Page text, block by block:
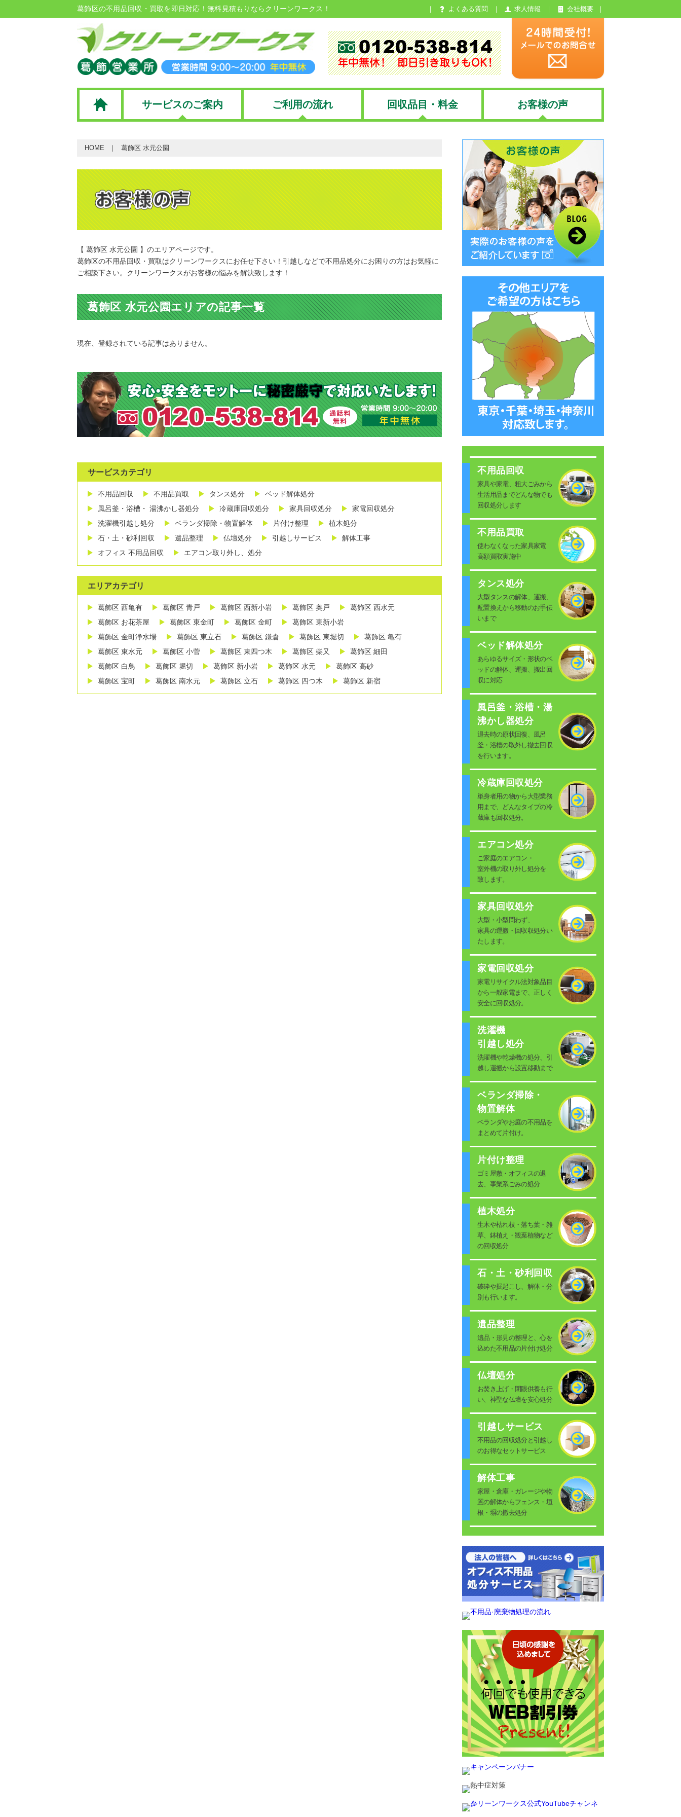
葛飾区の不用品回収・買取を即日対応！無料見積もりならクリーンワークス！ よくある質問 求人情報 会社概要
サービスのご案内 ご利用の流れ 回収品目・料金 お客様の声
HOME 葛飾区 水元公園
【 葛飾区 水元公園 】のエリアページです。
葛飾区の不用品回収・買取はクリーンワークスにお任せ下さい！引越しなどで不用品処分にお困りの方はお気軽に
ご相談下さい。クリーンワークスがお客様の悩みを解決致します！
葛飾区 水元公園エリアの記事一覧
現在、登録されている記事はありません。
サービスカテゴリ
不用品回収 不用品買取 タンス処分
ベッド解体処分
風呂釜・浴槽・ 湯沸かし器処分
冷蔵庫回収処分 家具回収処分
家電回収処分
洗濯機引越し処分
ベランダ掃除・物置解体 片付け整理
植木処分
石・土・砂利回収
遺品整理 仏壇処分 引越しサービス
解体工事
オフィス 不用品回収
エアコン取り外し、処分
エリアカテゴリ
葛飾区 西亀有 葛飾区 青戸 葛飾区 西新小岩 葛飾区 奥戸
葛飾区 西水元
葛飾区 お花茶屋
葛飾区 東金町 葛飾区 金町
葛飾区 東新小岩
葛飾区 金町浄水場
葛飾区 東立石 葛飾区 鎌倉 葛飾区 東堀切
葛飾区 亀有
葛飾区 東水元
葛飾区 小菅 葛飾区 東四つ木 葛飾区 柴又
葛飾区 細田
葛飾区 白鳥
葛飾区 堀切 葛飾区 新小岩 葛飾区 水元
葛飾区 高砂
葛飾区 宝町
葛飾区 南水元 葛飾区 立石 葛飾区 四つ木 葛飾区 新宿
不用品回収
家具や家電、粗大ごみから
生活用品までどんな物でも
回収処分します
不用品買取
使わなくなった家具家電
高額買取実施中
タンス処分
大型タンスの解体、運搬、
配置換えから移動のお手伝
いまで
ベッド解体処分
あらゆるサイズ・形状のベ
ッドの解体、運搬、搬出回
収に対応
風呂釜・浴槽・湯
沸かし器処分
退去時の原状回復、風呂
釜・浴槽の取外し撤去回収
を行います。
冷蔵庫回収処分
単身者用の物から大型業務
用まで、どんなタイプの冷
蔵庫も回収処分。
エアコン処分
ご家庭のエアコン・
室外機の取り外し処分を
致します。
家具回収処分
大型・小型問わず、
家具の運搬・回収収処分い
たします。
家電回収処分
家電リサイクル法対象品目
から一般家電まで、正しく
安全に回収処分。
洗濯機
引越し処分
洗濯機や乾燥機の処分、引
越し運搬から設置移動まで
ベランダ掃除・
物置解体
ベランダやお庭の不用品を
まとめて片付け。
片付け整理
ゴミ屋敷・オフィスの退
去、事業系ごみの処分
植木処分
生木や枯れ枝・落ち葉・雑
草、鉢植え・観葉植物など
の回収処分
石・土・砂利回収
破砕や掘起こし、解体・分
別も行います。
遺品整理
遺品・形見の整理と、心を
込めた不用品の片付け処分
仏壇処分
お焚き上げ・閉眼供養も行
い、神聖な仏壇を安心処分
引越しサービス
不用品の回収処分と引越し
のお得なセットサービス
解体工事
家屋・倉庫・ガレージや物
置の解体からフェンス・垣
根・塀の撤去処分